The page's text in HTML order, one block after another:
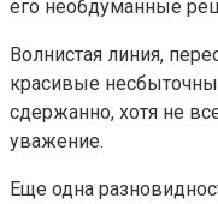
его необдуманные
Волнистая линия,
красивые
сдержанно, хотя не
уважение.
Еще одна